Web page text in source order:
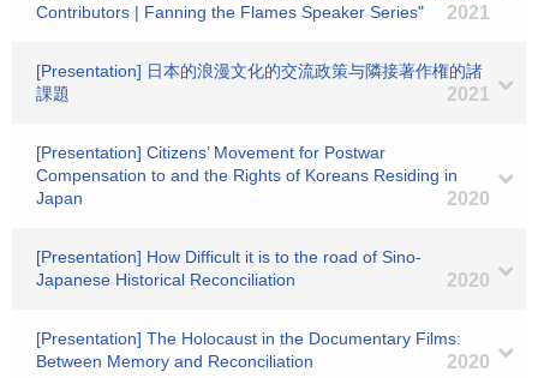
Contributors | Fanning the Flames Speaker Series"
2021
[Presentation] 日本的浪漫文化的交流政策与隣接著作権的諸
課題
2021
[Presentation] Citizens’ Movement for Postwar
Compensation to and the Rights of Koreans Residing in
Japan
2020
[Presentation] How Difficult it is to the road of Sino-
Japanese Historical Reconciliation
2020
[Presentation] The Holocaust in the Documentary Films:
Between Memory and Reconciliation
2020